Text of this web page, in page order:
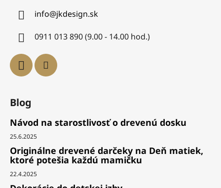
info@jkdesign.sk
0911 013 890 (9.00 - 14.00 hod.)
Blog
Návod na starostlivosť o drevenú dosku
25.6.2025
Originálne drevené darčeky na Deň matiek,
ktoré potešia každú mamičku
22.4.2025